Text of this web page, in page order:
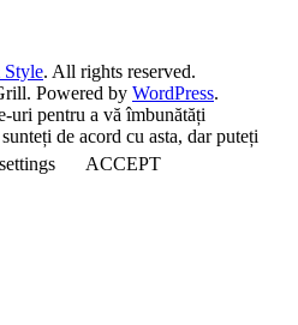
Style. All rights reserved.
Powered by WordPress.
uri pentru a vă îmbunătăți
de acord cu asta, dar puteți
ACCEPT